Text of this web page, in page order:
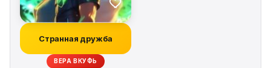
Странная дружба
ВЕРА ВКУФЬ